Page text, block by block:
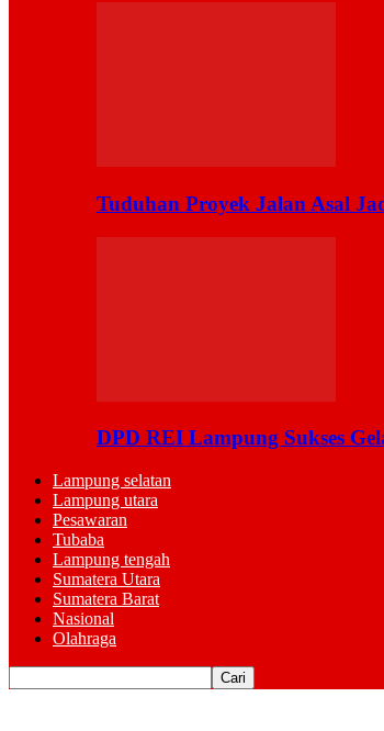
Tuduhan Proyek Jalan Asal
DPD REI Lampung Sukses
Lampung selatan
Lampung utara
Pesawaran
Tubaba
Lampung tengah
Sumatera Utara
Sumatera Barat
Nasional
Olahraga